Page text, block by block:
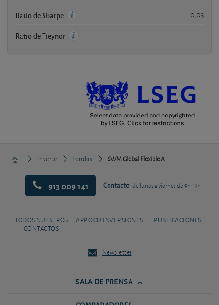
Ratio de Sharpe 0,03
Ratio de Treynor -
Invertir Fondos SWM Global Flexible A
913 009 141 Contacto de lunes a viernes de 9h-14h
TODOS NUESTROS
CONTACTOS
APP OCU INVERSIONES PUBLICACIONES
Newsletter
SALA DE PRENSA